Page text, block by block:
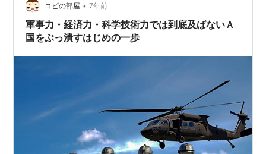
コピの部屋 • 7年前
軍事力・経済力・科学技術力では到底及ばないＡ
国をぶっ潰すはじめの一歩